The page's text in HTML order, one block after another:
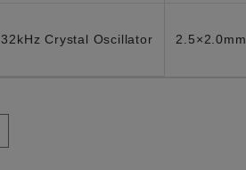
32kHz Crystal Oscillator 2.5×2.0mm